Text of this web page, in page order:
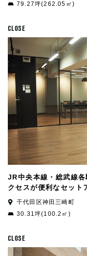
79.27坪(262.05㎡)
CLOSE
JR中央本線・総武線
クセスが便利なセット
千代田区神田三崎町
30.31坪(100.2㎡)
CLOSE